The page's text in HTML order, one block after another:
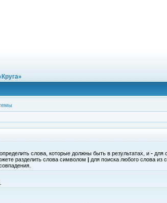
определить слова, которые должны быть в результатах, и - для
разделить слова символом | для поиска любого слова из